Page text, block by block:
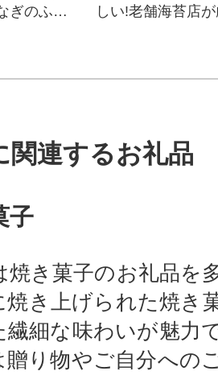
ぎのふっ
しい!老舗海苔店
関連するお礼品
子
焼き菓子のお礼品を
焼き上げられた焼き
繊細な味わいが魅力
贈り物やご自分への